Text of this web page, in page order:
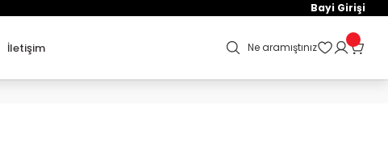
Bayi Girişi
İletişim Ne aramıştınız